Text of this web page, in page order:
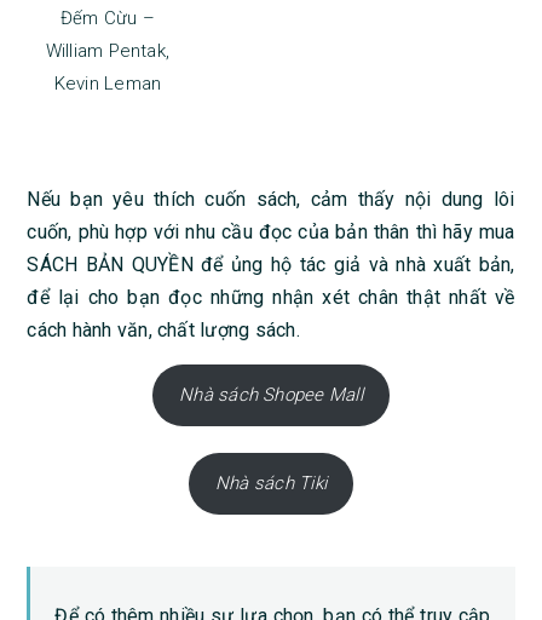
Đếm Cừu –
William Pentak,
Kevin Leman
Nếu bạn yêu thích cuốn sách, cảm thấy nội dung lôi
cuốn, phù hợp với nhu cầu đọc của bản thân thì hãy mua
SÁCH BẢN QUYỀN để ủng hộ tác giả và nhà xuất bản,
để lại cho bạn đọc những nhận xét chân thật nhất về
cách hành văn, chất lượng sách.
Nhà sách Shopee Mall
Nhà sách Tiki